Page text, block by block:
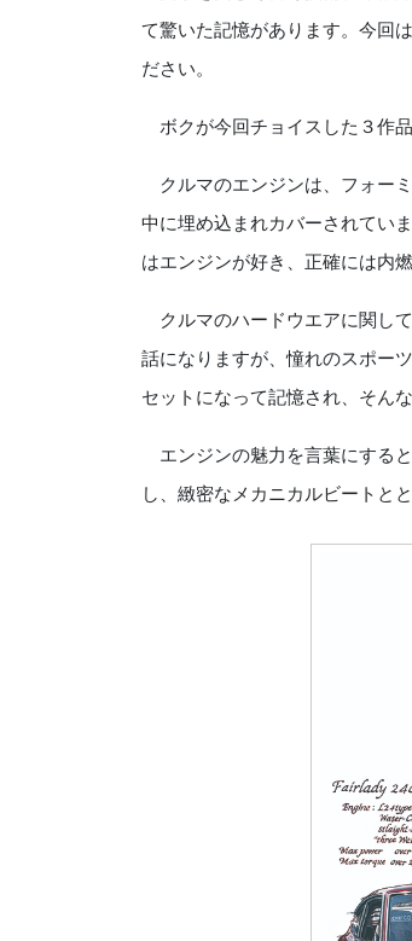
て驚いた記憶があります。今回
ださい。
ボクが今回チョイスした３作
クルマのエンジンは、フォー
中に埋め込まれカバーされてい
はエンジンが好き、正確には内
クルマのハードウエアに関し
話になりますが、憧れのスポー
セットになって記憶され、そん
エンジンの魅力を言葉にする
し、緻密なメカニカルビートと